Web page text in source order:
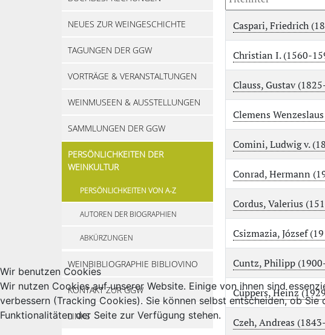
NEUES ZUR WEINGESCHICHTE
TAGUNGEN DER GGW
VORTRÄGE & VERANSTALTUNGEN
WEINMUSEEN & AUSSTELLUNGEN
SAMMLUNGEN DER GGW
PERSÖNLICHKEITEN DER
WEINKULTUR
PERSÖNLICHKEITEN VON A-Z
AUTOREN DER BIOGRAPHIEN
ABKÜRZUNGEN
WEINBIBLIOGRAPHIE BIBLIOVINO
KONTAKT ZUR GGW
LINKS
Caspari, Friedrich
Christian I. (1560-
Clauss, Gustav
Clemens
Comini, Ludwig v.
Conrad, Hermann
Cordus, Valerius
Csizmazia, József
Cuntz, Philipp
Cüppers, Heinz
Czeh, Andreas
Wir benutzen Cookies
Wir nutzen Cookies auf unserer Website. Einige von ihnen sind
verbessern (Tracking Cookies). Sie können selbst entscheiden, ob
Funktionalitäten der Seite zur Verfügung stehen.